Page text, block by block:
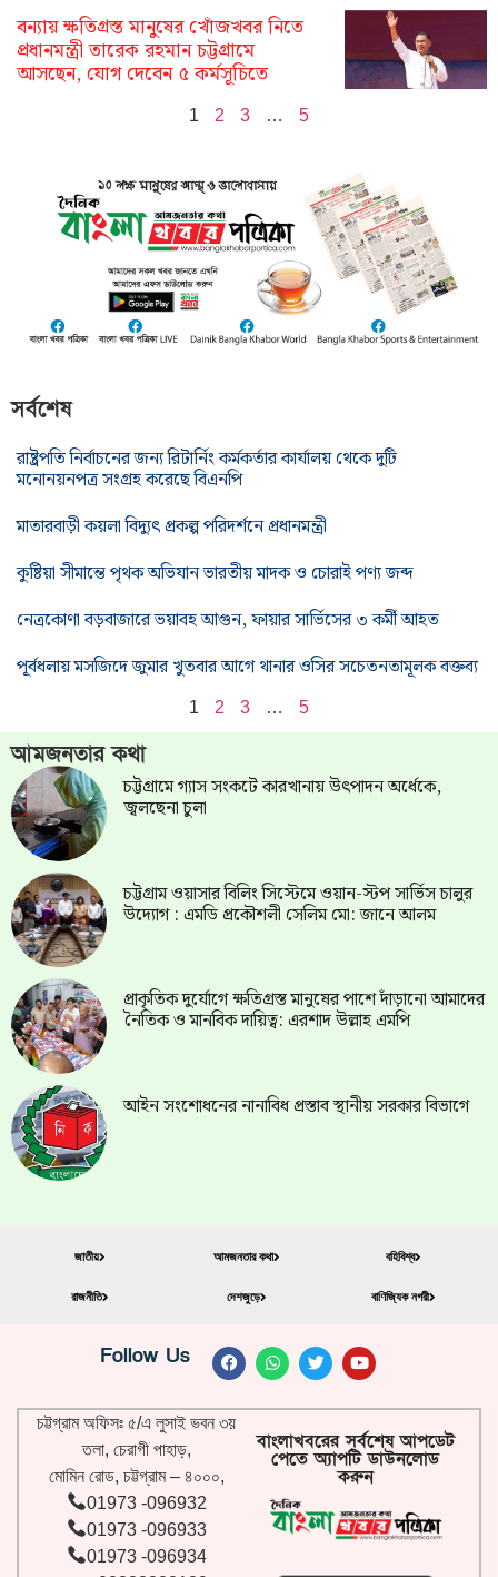
বন্যায় ক্ষতিগ্রস্ত মানুষের খোঁজখবর নিতে
প্রধানমন্ত্রী তারেক রহমান চট্টগ্রামে
আসছেন, যোগ দেবেন ৫ কর্মসূচিতে
1 2 3 … 5
সর্বশেষ
রাষ্ট্রপতি নির্বাচনের জন্য রিটার্নিং কর্মকর্তার কার্যালয় থেকে দুটি
মনোনয়নপত্র সংগ্রহ করেছে বিএনপি
মাতারবাড়ী কয়লা বিদ্যুৎ প্রকল্প পরিদর্শনে প্রধানমন্ত্রী
কুষ্টিয়া সীমান্তে পৃথক অভিযান ভারতীয় মাদক ও চোরাই পণ্য জব্দ
নেত্রকোণা বড়বাজারে ভয়াবহ আগুন, ফায়ার সার্ভিসের ৩ কর্মী আহত
পূর্বধলায় মসজিদে জুমার খুতবার আগে থানার ওসির সচেতনতামূলক বক্তব্য
1 2 3 … 5
আমজনতার কথা
চট্টগ্রামে গ্যাস সংকটে কারখানায় উৎপাদন অর্ধেকে,
জ্বলছেনা চুলা
চট্টগ্রাম ওয়াসার বিলিং সিস্টেমে ওয়ান-স্টপ সার্ভিস চালুর
উদ্যোগ : এমডি প্রকৌশলী সেলিম মো: জানে আলম
প্রাকৃতিক দুর্যোগে ক্ষতিগ্রস্ত মানুষের পাশে দাঁড়ানো আমাদের
নৈতিক ও মানবিক দায়িত্ব: এরশাদ উল্লাহ এমপি
আইন সংশোধনের নানাবিধ প্রস্তাব স্থানীয় সরকার বিভাগে
জাতীয়
রাজনীতি
আমজনতার কথা
দেশজুড়ে
বহিবিশ্ব
বাণিজ্যিক নগরী
Follow Us
চট্টগ্রাম অফিসঃ ৫/এ লুসাই ভবন ৩য়
তলা, চেরাগী পাহাড়,
মোমিন রোড, চট্টগ্রাম – ৪০০০,
01973 -096932
01973 -096933
01973 -096934
বাংলাখবরের সর্বশেষ আপডেট
পেতে অ্যাপটি ডাউনলোড
করুন